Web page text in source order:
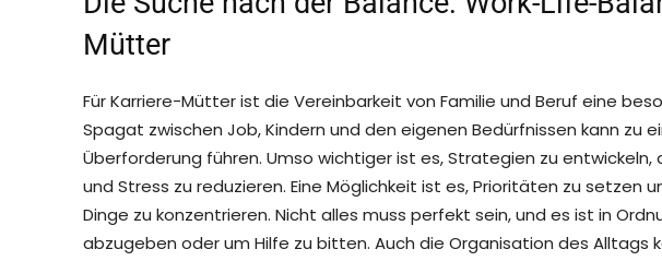
Mütter
Für Karriere-Mütter ist die Vereinbarkeit von Familie und Beruf eine
Spagat zwischen Job, Kindern und den eigenen Bedürfnissen kann zu
Überforderung führen. Umso wichtiger ist es, Strategien zu entwickeln,
und Stress zu reduzieren. Eine Möglichkeit ist es, Prioritäten zu setzen
Dinge zu konzentrieren. Nicht alles muss perfekt sein, und es ist in
abzugeben oder um Hilfe zu bitten. Auch die Organisation des Alltags